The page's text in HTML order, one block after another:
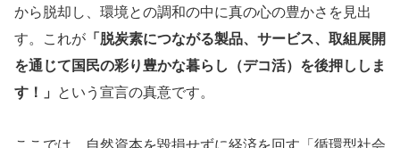
から脱却し、環境との調和の中に真の心の豊かさを見出
す。これが 「脱炭素につながる製品、サービス、取組展開
を通じて国民の彩り豊かな暮らし（デコ活）を後押ししま
す！」
という宣言の真意です。
ここでは、自然資本を毀損せずに経済を回す「循環型社会